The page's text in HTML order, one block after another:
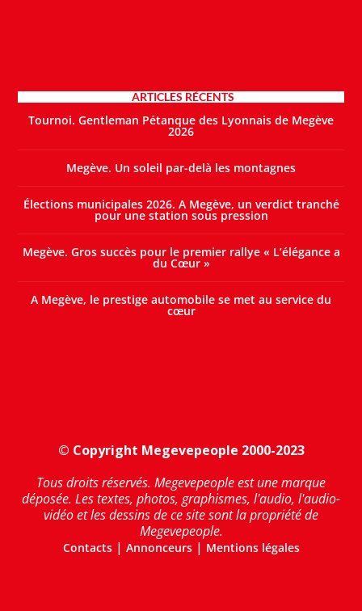
ARTICLES RÉCENTS
Tournoi. Gentleman Pétanque des Lyonnais de Megève
2026
Megève. Un soleil par-delà les montagnes
Élections municipales 2026. A Megève, un verdict tranché
pour une station sous pression
Megève. Gros succès pour le premier rallye « L’élégance a
du Cœur »
A Megève, le prestige automobile se met au service du
cœur
© Copyright Megevepeople 2000-2023
Tous droits réservés. Megevepeople est une marque
déposée. Les textes, photos, graphismes, l'audio, l'audio-
vidéo et les dessins de ce site sont la propriété de
Megevepeople.
Contacts| Annonceurs| Mentions légales